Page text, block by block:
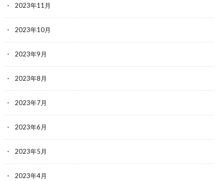
2023年11月
2023年10月
2023年9月
2023年8月
2023年7月
2023年6月
2023年5月
2023年4月